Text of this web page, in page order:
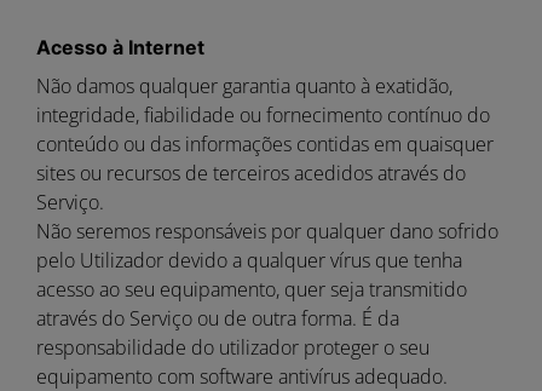
Acesso à Internet
Não damos qualquer garantia quanto à exatidão,
integridade, fiabilidade ou fornecimento contínuo do
conteúdo ou das informações contidas em quaisquer
sites ou recursos de terceiros acedidos através do
Serviço.
Não seremos responsáveis por qualquer dano sofrido
pelo Utilizador devido a qualquer vírus que tenha
acesso ao seu equipamento, quer seja transmitido
através do Serviço ou de outra forma. É da
responsabilidade do utilizador proteger o seu
equipamento com software antivírus adequado.